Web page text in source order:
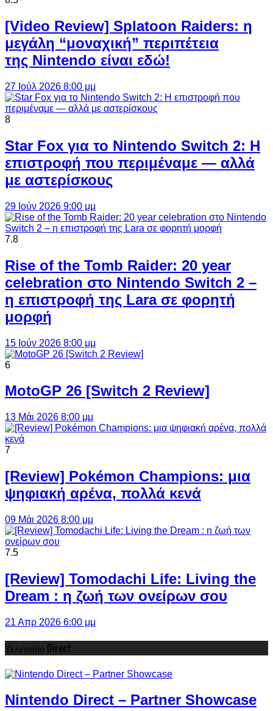
[Video Review] Splatoon Raiders: η
μεγάλη “μοναχική” περιπέτεια
της Nintendo είναι εδώ!
27 Ιούλ 2026 8:00 μμ
8
Star Fox για το Nintendo Switch 2: Η
επιστροφή που περιμέναμε — αλλά
με αστερίσκους
29 Ιούν 2026 9:00 μμ
7.8
Rise of the Tomb Raider: 20 year
celebration στο Nintendo Switch 2 –
η επιστροφή της Lara σε φορητή
μορφή
15 Ιούν 2026 8:00 μμ
6
MotoGP 26 [Switch 2 Review]
13 Μάι 2026 8:00 μμ
7
[Review] Pokémon Champions: μια
ψηφιακή αρένα, πολλά κενά
09 Μάι 2026 8:00 μμ
7.5
[Review] Tomodachi Life: Living the
Dream : η ζωή των ονείρων σου
21 Απρ 2026 6:00 μμ
Τελευταίο Direct:
Nintendo Direct – Partner Showcase